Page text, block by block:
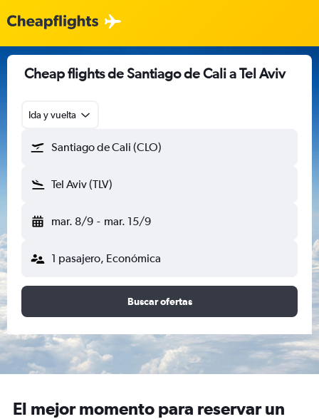
Cheap flights de Santiago de Cali a Tel Aviv
Ida y vuelta
Santiago de Cali (CLO)
Tel Aviv (TLV)
mar. 8/9 - mar. 15/9
1 pasajero, Económica
Buscar ofertas
El mejor momento para reservar un